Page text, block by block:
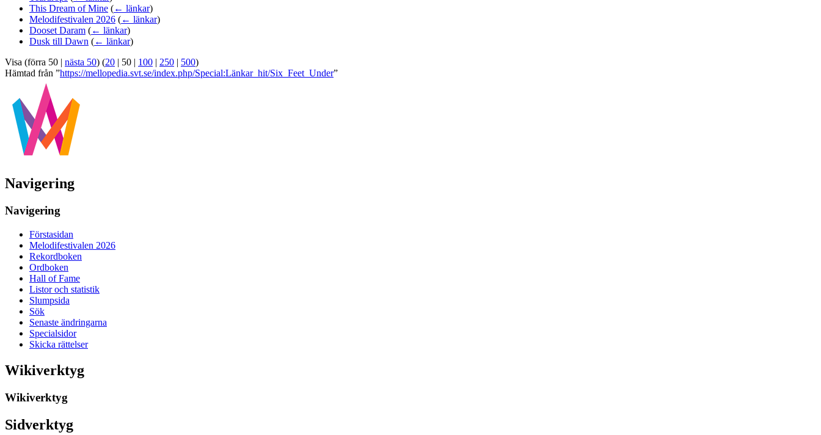
This Dream of Mine (← länkar)
Melodifestivalen 2026 (← länkar)
Dooset Daram (← länkar)
Dusk till Dawn (← länkar)
Visa (förra 50 | nästa 50) (20 | 50 | 100 | 250 | 500)
Hämtad från ”https://mellopedia.svt.se/index.php/Special:Länkar_hit/Six_Feet_Under”
Navigering
Navigering
Förstasidan
Melodifestivalen 2026
Rekordboken
Ordboken
Hall of Fame
Listor och statistik
Slumpsida
Sök
Senaste ändringarna
Specialsidor
Skicka rättelser
Wikiverktyg
Wikiverktyg
Sidverktyg